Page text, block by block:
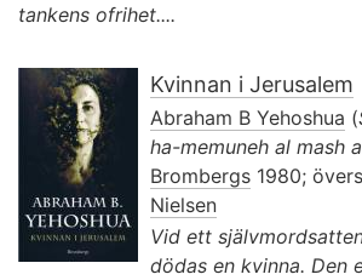
tankens ofrihet....
Kvinnan i Jerusalem
Abraham B Yehoshua (
ha-memuneh al mash
Brombergs 1980;
Nielsen
Vid ett
dödas en kvinna. Den